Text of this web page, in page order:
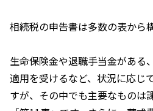
相続税の申告書は多数の表から
生命保険金や退職手当金がある
適用を受けるなど、状況に応じ
すが、その中でも主要なものは